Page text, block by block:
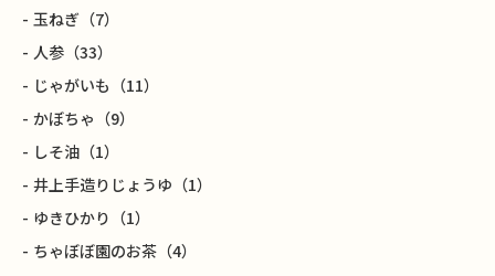
玉ねぎ （7）
人参 （33）
じゃがいも （11）
かぼちゃ （9）
しそ油 （1）
井上手造りじょうゆ （1）
ゆきひかり （1）
ちゃぼぼ園のお茶 （4）